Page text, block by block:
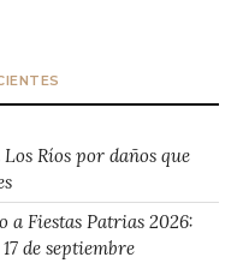
Ríos por daños que
Fiestas Patrias 2026:
de septiembre